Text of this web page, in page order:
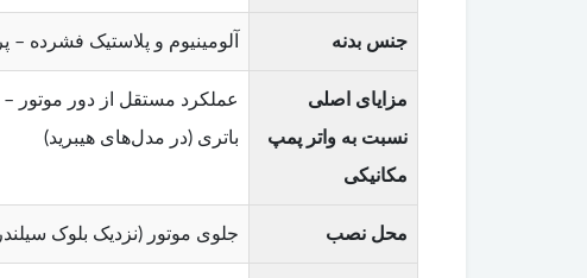
جنس بدنه آلومینیوم و پلاستیک فشرده –
مزایای اصلی
نسبت به واتر پمپ
مکانیکی
باتری (در مدل‌های هیبرید)
محل نصب جلوی موتور (نزدیک بلوک